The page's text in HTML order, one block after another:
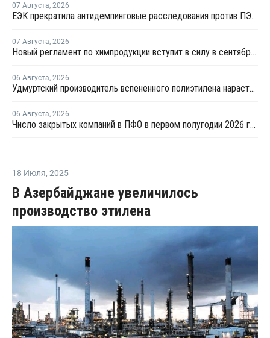
07 Августа, 2026
ЕЭК прекратила антидемпинговые расследования против ПЭ и ПП из Азербайджана и Туркменистана
07 Августа, 2026
Новый регламент по химпродукции вступит в силу в сентябре 2027 года
06 Августа, 2026
Удмуртский производитель вспененного полиэтилена нарастит выпуск на 15%
06 Августа, 2026
Число закрытых компаний в ПФО в первом полугодии 2026 года вдвое превысило число новых
18 Июля, 2025
В Азербайджане увеличилось
производство этилена